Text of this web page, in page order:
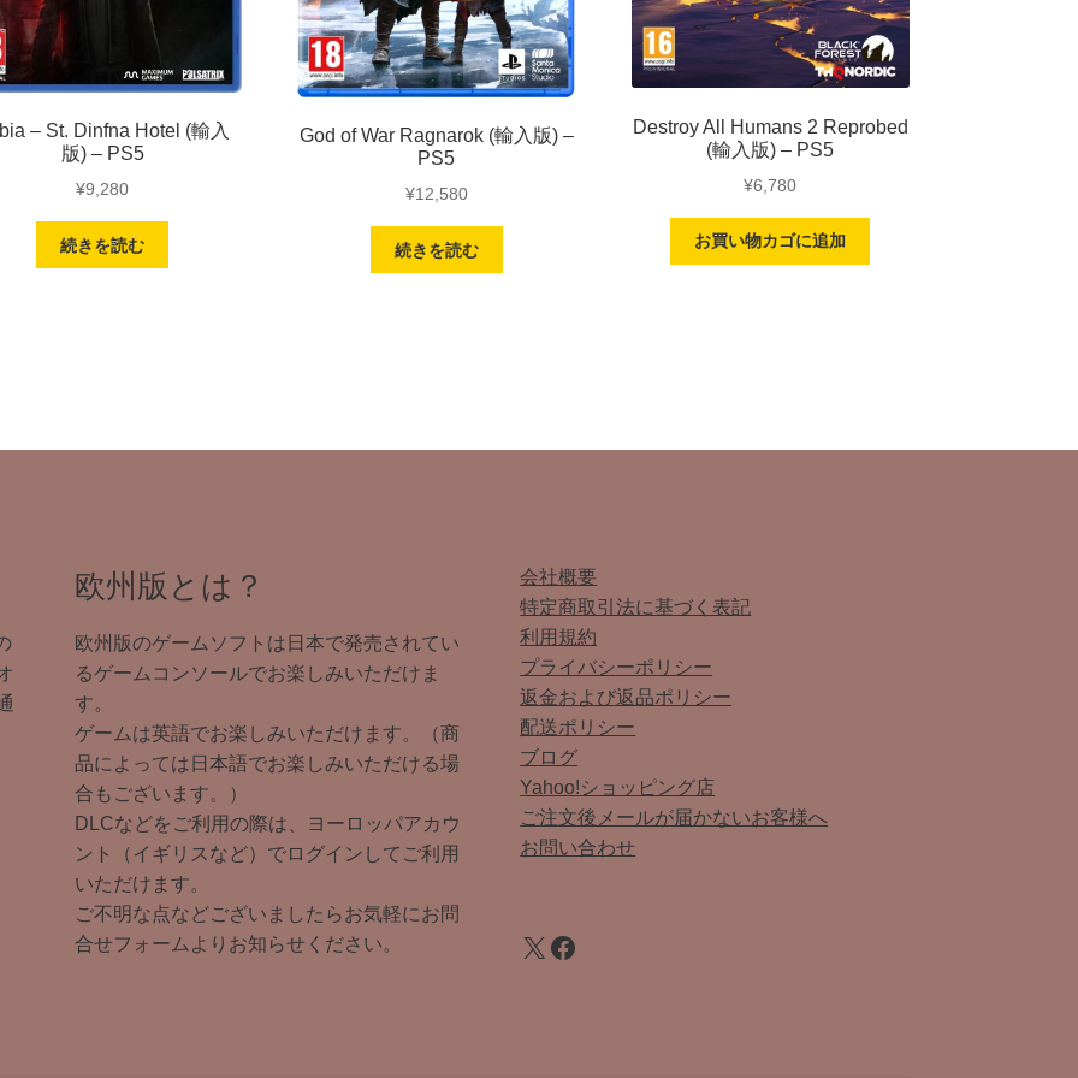
– St. Dinfna Hotel (輸入
版) – PS5
¥9,280
続きを読む
God of War Ragnarok (輸入版) –
PS5
¥12,580
続きを読む
Destroy All Humans 2 Reprobed
(輸入版) – PS5
¥6,780
お買い物カゴに追加
欧州版とは？
欧州版のゲームソフトは日本で発売されてい
るゲームコンソールでお楽しみいただけま
す。
ゲームは英語でお楽しみいただけます。（商
品によっては日本語でお楽しみいただける場
合もございます。）
DLCなどをご利用の際は、ヨーロッパアカウ
ント（イギリスなど）でログインしてご利用
いただけます。
ご不明な点などございましたらお気軽にお問
合せフォームよりお知らせください。
会社概要
特定商取引法に基づく表記
利用規約
プライバシーポリシー
返金および返品ポリシー
配送ポリシー
ブログ
Yahoo!ショッピング店
ご注文後メールが届かないお客様へ
お問い合わせ
X Facebook